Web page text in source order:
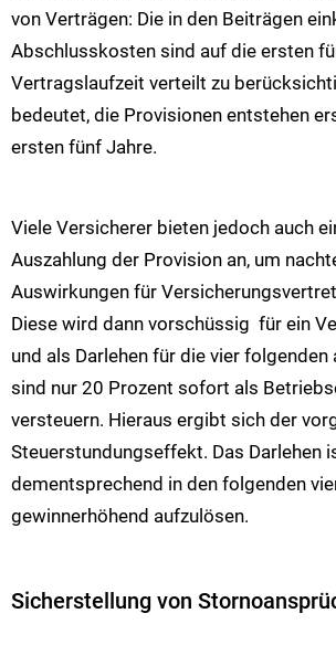
von Verträgen: Die in den Beiträgen
Abschlusskosten sind auf die ersten
Vertragslaufzeit verteilt zu
bedeutet, die Provisionen entstehen
ersten fünf Jahre.
Viele Versicherer bieten jedoch auch
Auszahlung der Provision an, um
Auswirkungen für
Diese wird dann vorschüssig für ein
und als Darlehen für die vier
sind nur 20 Prozent sofort als
versteuern. Hieraus ergibt sich der
Steuerstundungseffekt. Das Darlehen
dementsprechend in den folgenden
gewinnerhöhend aufzulösen.
Sicherstellung von